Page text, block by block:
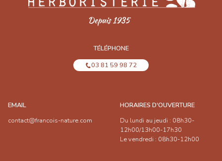
TÉLÉPHONE
03 81 59 98 72
EMAIL
contact@francois-nature.com
HORAIRES D'OUVERTURE
Du lundi au jeudi : 08h30-
12h00/13h00-17h30
Le vendredi : 08h30-12h00